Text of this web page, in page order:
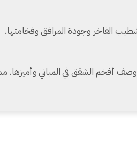
الفاخر وجودة المرافق وفخامتها.
وصف أفخم الشقق في المباني